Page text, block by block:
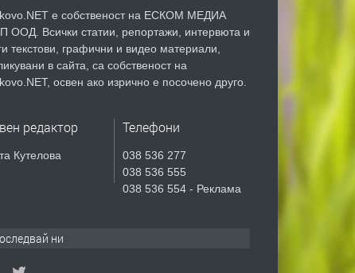
е собственост на ЕСКОМ МЕДИА
ООД. Всички статии, репортажи, интервюта и
текстови, графични и видео материали,
в сайта, са собственост на
освен ако изрично е посочено друго.
редактор
Кутелова
Телефони
038 536 277
038 536 555
038 536 554 - Реклама
ни